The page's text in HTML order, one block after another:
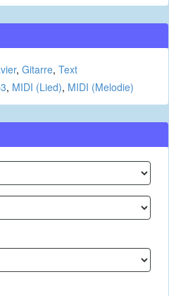
, Gitarre, Text
, MIDI (Lied), MIDI (Melodie)